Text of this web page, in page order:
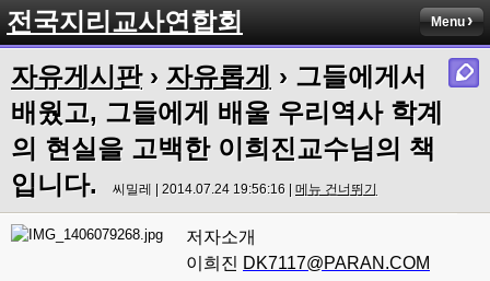
전국지리교사연합회 Menu
자유게시판› 자유롭게 › 그들에게서
배웠고, 그들에게 배울 우리역사 학계
의 현실을 고백한 이희진교수님의 책
입니다.
씨밀레 | 2014.07.24 19:56:16 | 메뉴 건너뛰기
저자소개
이희진 DK7117@PARAN.COM